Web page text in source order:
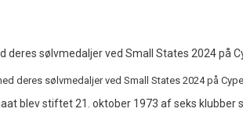
deres sølvmedaljer ved Small States 2024 på